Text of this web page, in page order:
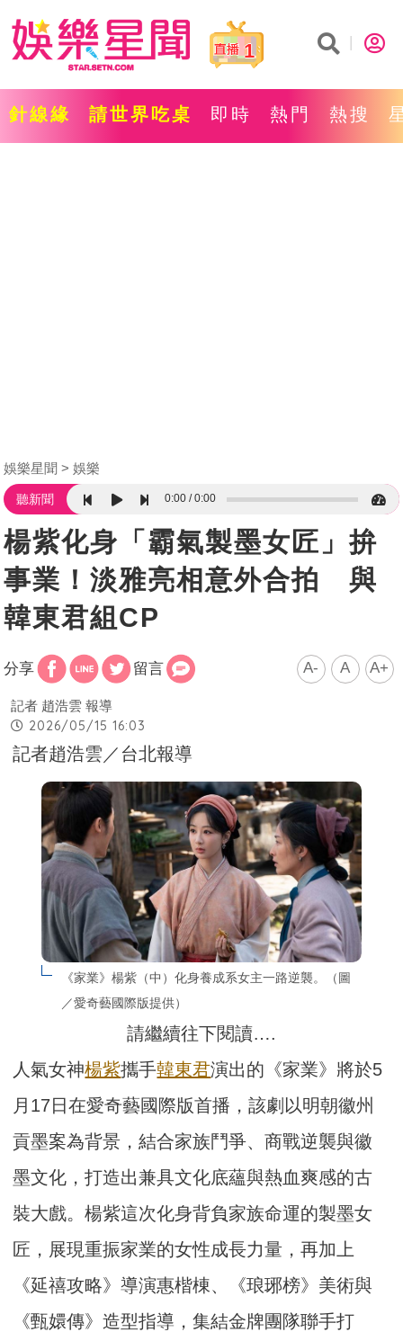
1
針線緣 請世界吃桌 即時 熱門 熱搜
娛樂星聞 娛樂
聽新聞 0:00 0:00
楊紫化身「霸氣製墨女匠」拚
事業！淡雅亮相意外合拍 與
韓東君組CP
分享 留言 A- A A+
記者 趙浩雲 報導
2026/05/15 16:03
記者趙浩雲／台北報導
《家業》楊紫（中）化身養成系女主一路逆襲。（圖
／愛奇藝國際版提供）
請繼續往下閱讀….
人氣女神楊紫攜手韓東君演出的《家業》將於5
月17日在愛奇藝國際版首播，該劇以明朝徽州
貢墨案為背景，結合家族鬥爭、商戰逆襲與徽
墨文化，打造出兼具文化底蘊與熱血爽感的古
裝大戲。楊紫這次化身背負家族命運的製墨女
匠，展現重振家業的女性成長力量，再加上
《延禧攻略》導演惠楷棟、《琅琊榜》美術與
《甄嬛傳》造型指導，集結金牌團隊聯手打